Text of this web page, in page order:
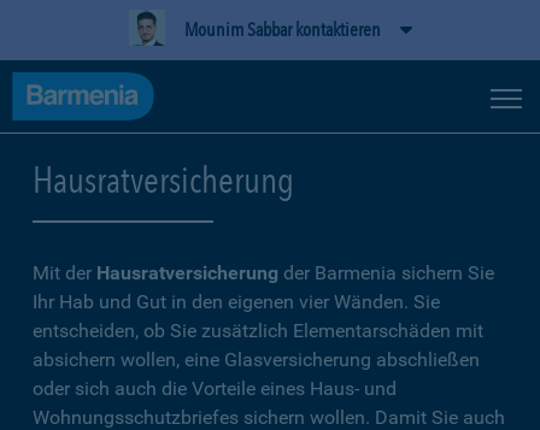
Mounim Sabbar kontaktieren
Hausratversicherung
Mit der Hausratversicherung der Barmenia sichern Sie
Ihr Hab und Gut in den eigenen vier Wänden. Sie
entscheiden, ob Sie zusätzlich Elementarschäden mit
absichern wollen, eine Glasversicherung abschließen
oder sich auch die Vorteile eines Haus- und
Wohnungsschutzbriefes sichern wollen. Damit Sie auch